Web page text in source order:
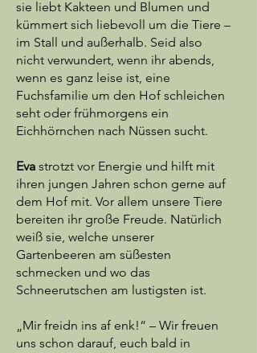
sie liebt Kakteen und Blumen und
kümmert sich liebevoll um die Tiere –
im Stall und außerhalb. Seid also
nicht verwundert, wenn ihr abends,
wenn es ganz leise ist, eine
Fuchsfamilie um den Hof schleichen
seht oder frühmorgens ein
Eichhörnchen nach Nüssen sucht.
Eva strotzt vor Energie und hilft mit
ihren jungen Jahren schon gerne auf
dem Hof mit. Vor allem unsere Tiere
bereiten ihr große Freude. Natürlich
weiß sie, welche unserer
Gartenbeeren am süßesten
schmecken und wo das
Schneerutschen am lustigsten ist.
„Mir freidn ins af enk!“ – Wir freuen
uns schon darauf, euch bald in